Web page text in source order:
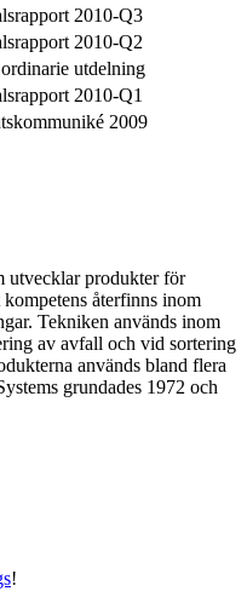
2010-Q3
2010-Q2
utdelning
2010-Q1
2009
utvecklar produkter för
återfinns inom
Tekniken används inom
av avfall och vid sortering
används bland flera
grundades 1972 och
!